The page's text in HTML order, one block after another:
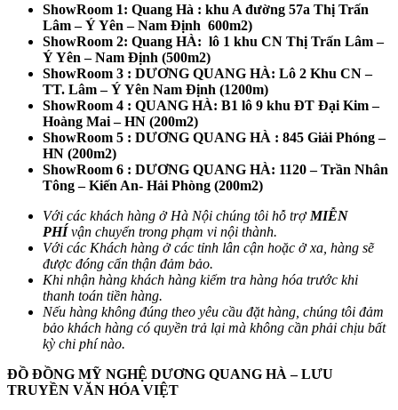
ShowRoom 1: Quang Hà : khu A đường 57a Thị Trấn
Lâm – Ý Yên – Nam Định 600m2)
ShowRoom 2: Quang HÀ: lô 1 khu CN Thị Trấn Lâm –
Ý Yên – Nam Định (500m2)
ShowRoom 3 : DƯƠNG QUANG HÀ: Lô 2 Khu CN –
TT. Lâm – Ý Yên Nam Định (1200m)
ShowRoom 4 : QUANG HÀ: B1 lô 9 khu ĐT Đại Kim –
Hoàng Mai – HN (200m2)
ShowRoom 5 : DƯƠNG QUANG HÀ : 845 Giải Phóng –
HN (200m2)
ShowRoom 6 : DƯƠNG QUANG HÀ: 1120 – Trần Nhân
Tông – Kiến An- Hải Phòng (200m2)
Với các khách hàng ở Hà Nội chúng tôi hỗ trợ MIỄN
PHÍ vận chuyển trong phạm vi nội thành.
Với các Khách hàng ở các tỉnh lân cận hoặc ở xa, hàng sẽ
được đóng cẩn thận đảm bảo.
Khi nhận hàng khách hàng kiểm tra hàng hóa trước khi
thanh toán tiền hàng.
Nếu hàng không đúng theo yêu cầu đặt hàng, chúng tôi đảm
bảo khách hàng có quyền trả lại mà không cần phải chịu bất
kỳ chi phí nào.
ĐỒ ĐỒNG MỸ NGHỆ DƯƠNG QUANG HÀ – LƯU
TRUYỀN VĂN HÓA VIỆT